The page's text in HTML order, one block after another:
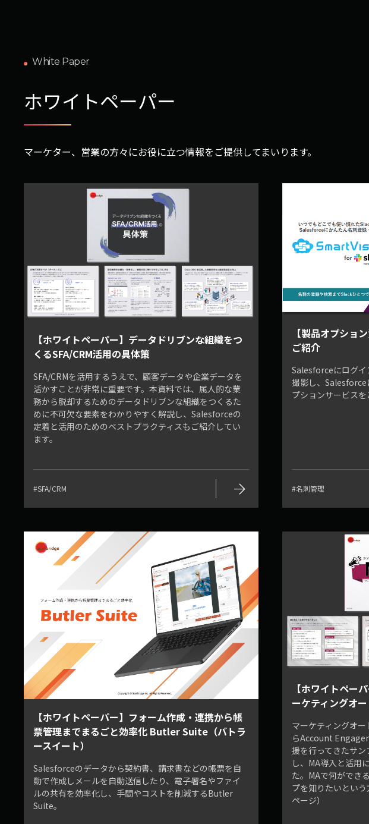
White Paper
ホワイトペーパー
マーケター、営業の方々にお役に立つ情報をご提供してまいります。
【ホワイトペーパー】データドリブンな組織をつ
くるSFA/CRM活用の具体策
SFA/CRMを活用するうえで、顧客データや企業データを
活かすことが非常に重要です。本資料では、属人的な業
務から脱却するためのデータドリブンな組織をつくるた
めに不可欠な要素をわかりやすく解説し、Salesforceの
定着と活用のためのベストプラクティスもご紹介してい
ます。
#SFA/CRM arrow_forward
【製品オプシ
ご紹介
Salesforceにログイ
撮影し、
プションサービスを
#名刺管理
【ホワイトペーパー】フォーム作成・連携から帳
票管理までまるごと効率化 Butler Suite（バトラ
ースイート）
Salesforceのデータから契約書、請求書などの帳票を自
動で作成しメールを自動送信したり、電子署名やファイ
ルの共有を効率化し、手間やコストを削減するButler
Suite。
【ホワイトペー
ーケティングオ
マーケティングオ
らAccount
援を行ってきたサ
し、MA導入と活用
た。MAで何ができ
プを知りたいとい
ページ）